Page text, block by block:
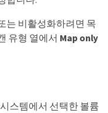
는 비활성화하려면 목
유형 열에서 Map only
스템에서 선택한 볼륨